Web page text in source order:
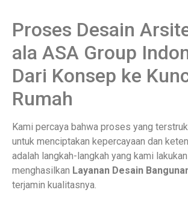
Proses Desain
ala ASA Group
Dari Konsep ke
Rumah
Kami percaya bahwa proses yang
untuk menciptakan kepercayaan dan
adalah langkah-langkah yang kami
menghasilkan Layanan Desain
terjamin kualitasnya.